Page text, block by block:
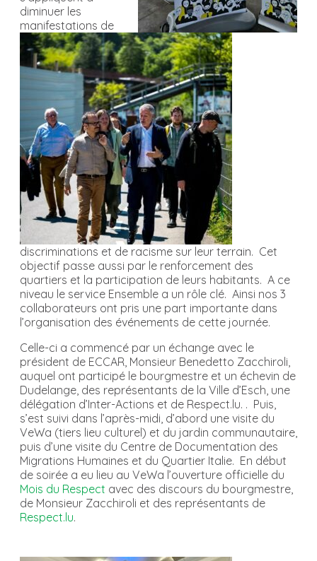
diminuer les
manifestations de
discriminations et de racisme sur leur terrain. Cet
objectif passe aussi par le renforcement des
quartiers et la participation de leurs habitants. A ce
niveau le service Ensemble a un rôle clé. Ainsi nos 3
collaborateurs ont pris une part importante dans
l’organisation des événements de cette journée.
Celle-ci a commencé par un échange avec le
président de ECCAR, Monsieur Benedetto Zacchiroli,
auquel ont participé le bourgmestre et un échevin de
Dudelange, des représentants de la Ville d’Esch, une
délégation d’Inter-Actions et de Respect.lu. . Puis,
s’est suivi dans l’après-midi, d’abord une visite du
VeWa (tiers lieu culturel) et du jardin communautaire,
puis d’une visite du Centre de Documentation des
Migrations Humaines et du Quartier Italie. En début
de soirée a eu lieu au VeWa l’ouverture officielle du
Mois du Respect avec des discours du bourgmestre,
de Monsieur Zacchiroli et des représentants de
Respect.lu.